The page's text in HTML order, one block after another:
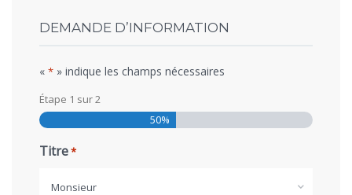
DEMANDE D’INFORMATION
« * » indique les champs nécessaires
Étape 1 sur2
50%
Titre*
Monsieur